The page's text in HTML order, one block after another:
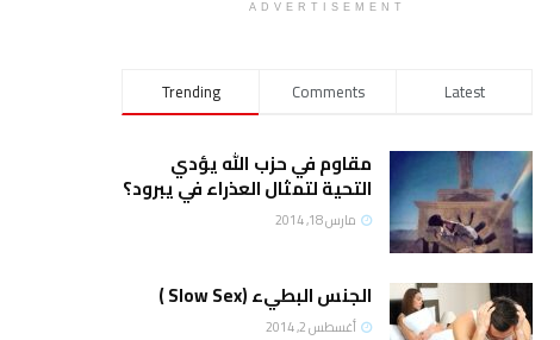
ADVERTISEMENT
Trending Comments Latest
مقاوم في حزب الله يؤدي
التحية لتمثال العذراء في يبرود؟
مارس 18, 2014
الجنس البطيء (Slow Sex )
أغسطس 2, 2014